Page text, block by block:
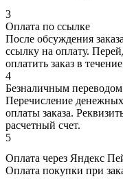
3
Оплата по ссылке
После обсуждения
ссылку на оплату.
оплатить заказ в
4
Безналичным переводом
Перечисление
оплаты заказа.
расчетный счет.
5
Оплата через Яндекс
Оплата покупки при